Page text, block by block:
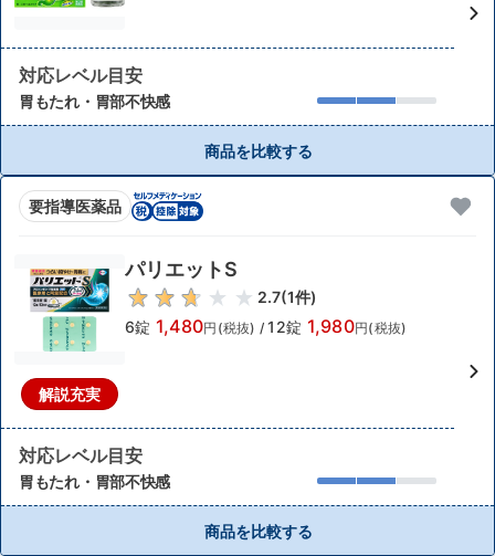
対応レベル目安
胃もたれ・胃部不快感
商品を比較する
要指導医薬品
解説充実
パリエットS
2.7(1件)
6錠 1,480円(税抜) / 12錠 1,980円(税抜)
対応レベル目安
胃もたれ・胃部不快感
商品を比較する